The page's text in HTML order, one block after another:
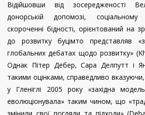
Відійшовши від зосередженості
донорській допомозі,
скороченні бідності, орієнтований на
до розвитку буцімто представляв
глобальних дебатах щодо розвитку» (
Однак Пітер Дебер, Сара Делпутт і
такими оцінками, справедливо
у Гленіглі 2005 року «західна
еволюціонувала» таким чином, що